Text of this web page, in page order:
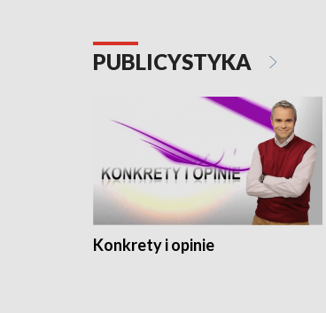
PUBLICYSTYKA
Konkrety i opinie